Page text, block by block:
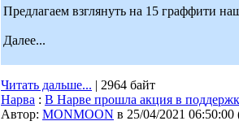
Предлагаем взглянуть на 15 граффити
Далее...
Читать дальше... | 2964 байт
Нарва : В Нарве прошла акция в
Автор: MONMOON в 25/04/2021 06:50:00